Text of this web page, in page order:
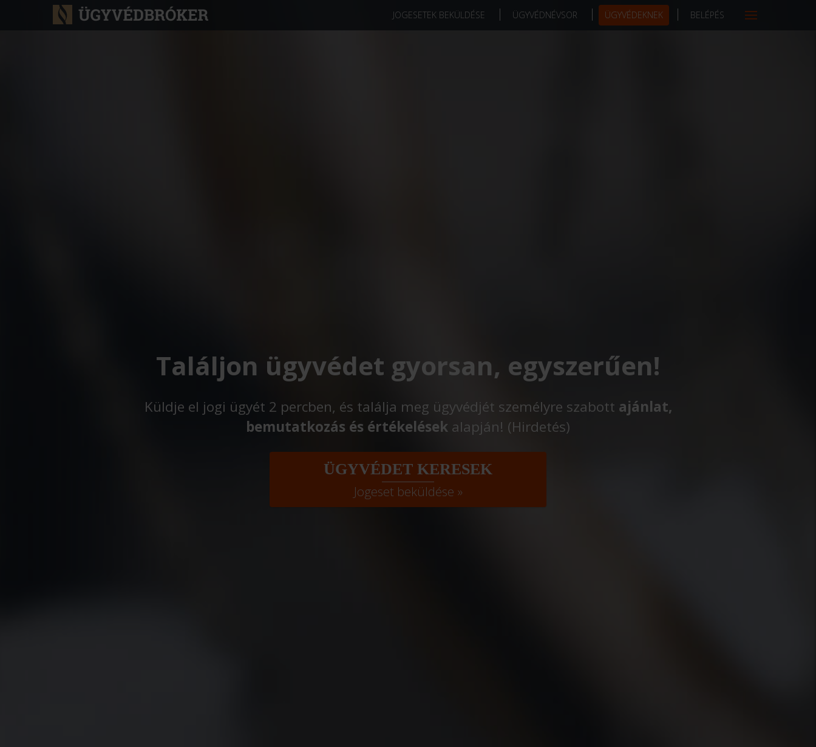
JOGESETEK BEKÜLDÉSE ÜGYVÉDNÉVSOR ÜGYVÉDEKNEK BELÉPÉS
Találjon ügyvédet gyorsan, egyszerűen!
Küldje el jogi ügyét 2 percben, és találja meg ügyvédjét személyre szabott ajánlat,
bemutatkozás és értékelések alapján! (Hirdetés)
ÜGYVÉDET KERESEK
Jogeset beküldése »